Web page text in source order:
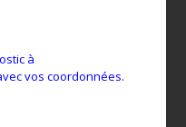
à
vos coordonnées.